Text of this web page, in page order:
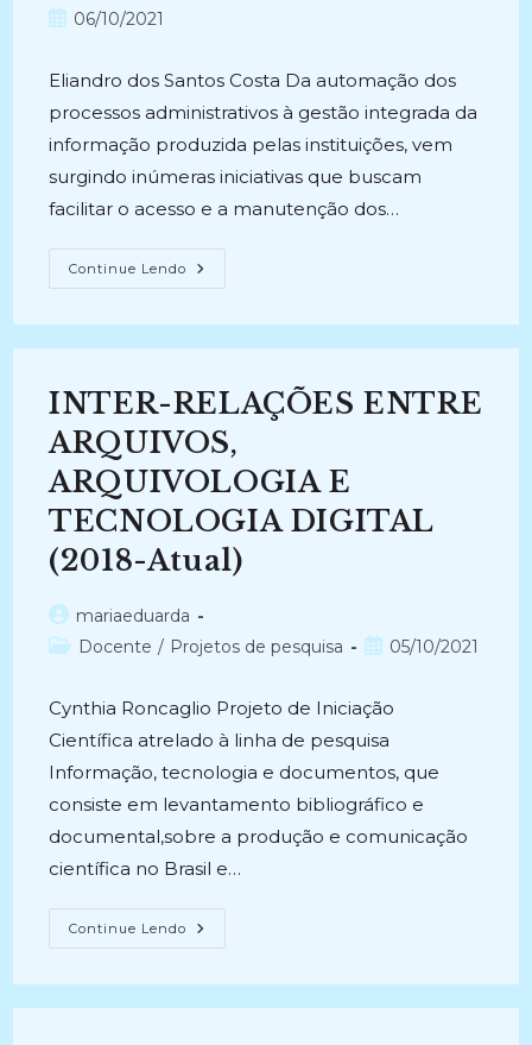
do
do
Post06/10/2021
Eliandro dos Santos Costa Da automação dos
processos administrativos à gestão integrada da
informação produzida pelas instituições, vem
surgindo inúmeras iniciativas que buscam
facilitar o acesso e a manutenção dos…
Continue Lendo ORGANIZAÇÃO,
REPRESENTAÇÃO
INFORMAÇÃO
CONHECIMENTO
PARA
A
PRODUÇÃO
DE
SOFTWARES
GESTÃO
DE
DOCUMENTOS
(2020-
INTER-RELAÇÕES ENTRE
ARQUIVOS,
ARQUIVOLOGIA E
TECNOLOGIA DIGITAL
(2018-Atual)
Autor
do
mariaeduarda
Categoria
Docente / Projetos de pesquisa
Post05/10/2021
Cynthia Roncaglio Projeto de Iniciação
Científica atrelado à linha de pesquisa
Informação, tecnologia e documentos, que
consiste em levantamento bibliográfico e
documental,sobre a produção e comunicação
científica no Brasil e…
Continue Lendo INTER-
RELAÇÕES
E